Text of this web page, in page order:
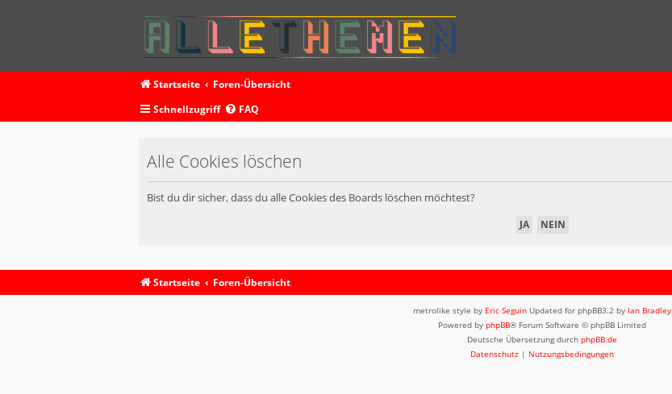
Startseite
Foren-Übersicht
Schnellzugriff
FAQ
Alle Cookies löschen
Bist du dir sicher, dass du alle Cookies des Boards löschen möchtest?
Startseite Foren-Übersicht
metrolike style by Eric Seguin Updated for phpBB3.2 by Ian Bradley
Powered by phpBB® Forum Software © phpBB Limited
Deutsche Übersetzung durch phpBB.de
Datenschutz | Nutzungsbedingungen